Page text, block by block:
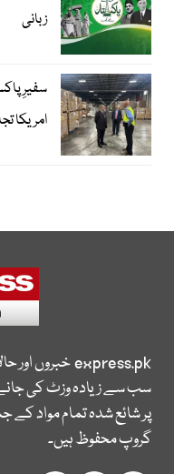
زبانی
سفیرِ
امریکا
express.pkخبروں اور
سب سے زیادہ وزٹ کی
پر شائع شدہ تمام مواد
گروپ محفوظ ہیں۔